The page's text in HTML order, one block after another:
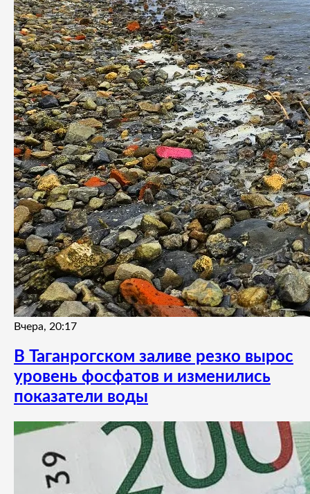
Вчера, 20:17
В Таганрогском заливе резко вырос
уровень фосфатов и изменились
показатели воды